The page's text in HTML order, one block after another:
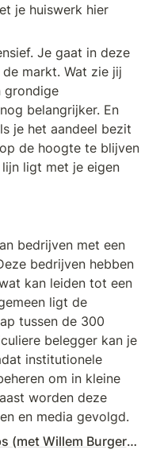
je huiswerk hier
Je gaat in deze
markt. Wat zie jij
grondige
belangrijker. En
je het aandeel bezit
de hoogte te blijven
ligt met je eigen
bedrijven met een
bedrijven hebben
kan leiden tot een
ligt de
tussen de 300
belegger kan je
institutionele
om in kleine
worden deze
en media gevolgd.
86. Beleggen in small caps (met Willem Burgers) | € 240.500